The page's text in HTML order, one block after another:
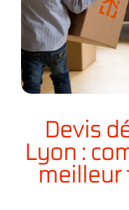
Devis
Lyon :
meilleur